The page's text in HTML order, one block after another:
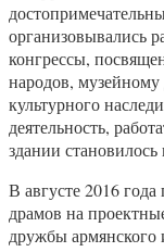
организовывались
конгрессы,
народов,
культурного
деятельность,
здании становилось
В августе 2016
драмов на
дружбы армянского